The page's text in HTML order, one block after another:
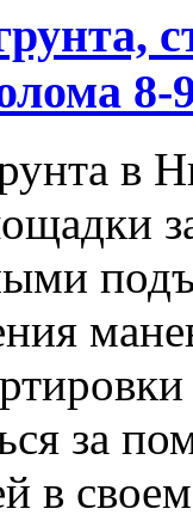
8-
в
за
в своем